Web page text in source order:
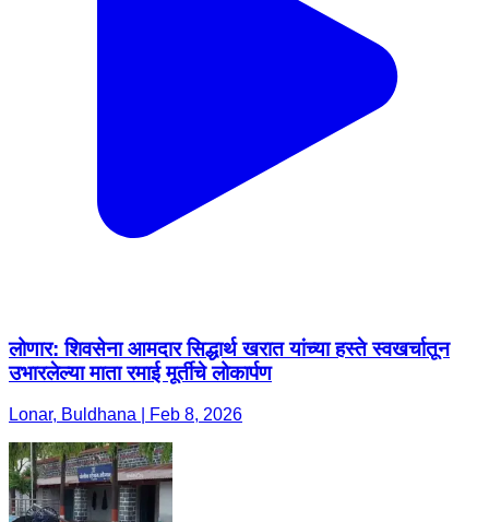
लोणार: शिवसेना आमदार सिद्धार्थ खरात यांच्या हस्ते स्वखर्चातून
उभारलेल्या माता रमाई मूर्तीचे लोकार्पण
Lonar, Buldhana | Feb 8, 2026